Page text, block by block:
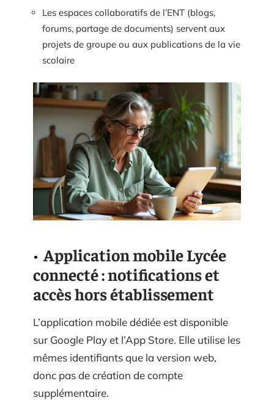
Les espaces collaboratifs de l’ENT (blogs,
forums, partage de documents) servent aux
projets de groupe ou aux publications de la vie
scolaire
Application mobile Lycée
connecté : notifications et
accès hors établissement
L’application mobile dédiée est disponible
sur Google Play et l’App Store. Elle utilise les
mêmes identifiants que la version web,
donc pas de création de compte
supplémentaire.